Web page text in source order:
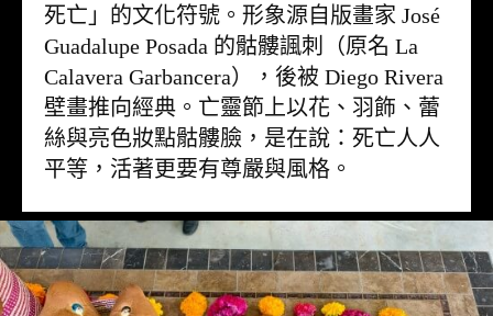
死亡」的文化符號。形象源自版畫家 José
Guadalupe Posada 的骷髏諷刺（原名 La
Calavera Garbancera），後被 Diego Rivera
壁畫推向經典。亡靈節上以花、羽飾、蕾
絲與亮色妝點骷髏臉，是在說：死亡人人
平等，活著更要有尊嚴與風格。